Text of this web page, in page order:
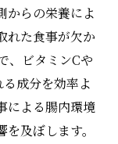
からの栄養によ
れた食事が欠か
、ビタミンCや
成分を効率よ
による腸内環境
及ぼします。